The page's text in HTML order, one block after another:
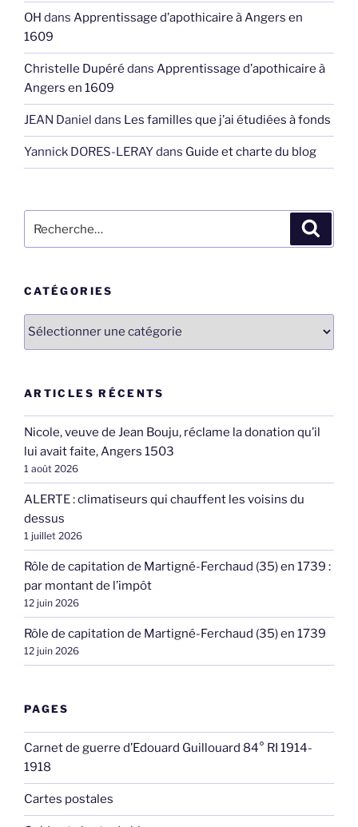
OH dans Apprentissage d’apothicaire à Angers en
1609
Christelle Dupéré dans Apprentissage d’apothicaire à
Angers en 1609
JEAN Daniel dans Les familles que j’ai étudiées à fonds
Yannick DORES-LERAYdans Guide et charte du blog
pour
CATÉGORIES
Catégories
ARTICLES RÉCENTS
Nicole, veuve de Jean Bouju, réclame la donation qu’il
lui avait faite, Angers 1503
1 août 2026
ALERTE : climatiseurs qui chauffent les voisins du
dessus
1 juillet 2026
Rôle de capitation de Martigné-Ferchaud (35) en 1739 :
par montant de l’impôt
12 juin 2026
Rôle de capitation de Martigné-Ferchaud (35) en 1739
12 juin 2026
PAGES
Carnet de guerre d’Edouard Guillouard 84° RI 1914-
1918
Cartes postales